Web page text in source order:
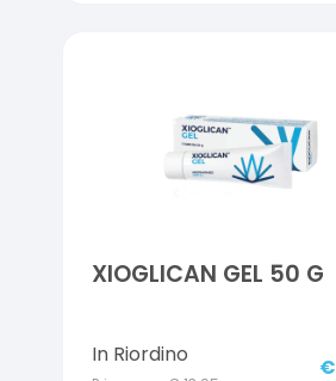
XIOGLICAN GEL 50 G
In Riordino €